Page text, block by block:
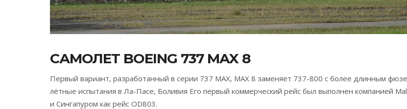
САМОЛЕТ BOEING 737 MAX 8
Первый вариант, разработанный в серии 737 MAX, MAX 8 заменяет 737-800 с более длинным
лётные испытания в Ла-Пасе, Боливия Его первый коммерческий рейс был выполнен компанией
и Сингапуром как рейс OD803.